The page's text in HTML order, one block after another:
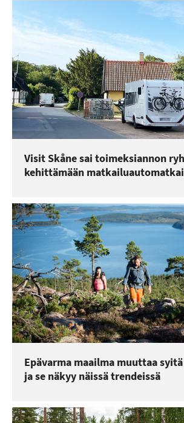
Visit Skåne sai toimeksiannon
kehittämään
Epävarma maailma muuttaa
ja se näkyy näissä trendeissä